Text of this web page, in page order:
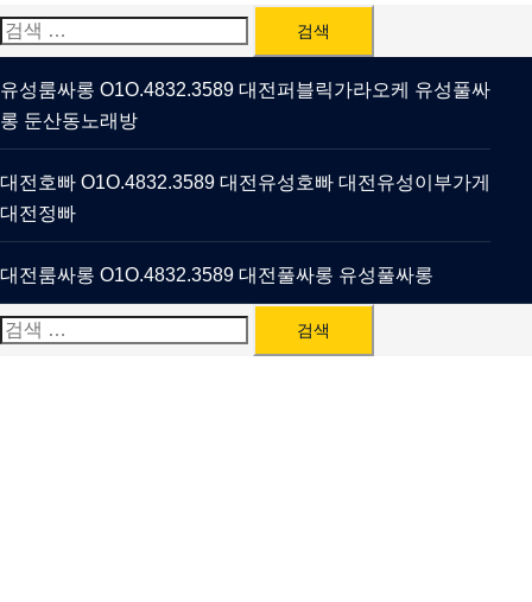
검
색:
유성룸싸롱 O1O.4832.3589 대전퍼블릭가라오케 유성풀싸
롱 둔산동노래방
대전호빠 O1O.4832.3589 대전유성호빠 대전유성이부가게
대전정빠
대전룸싸롱 O1O.4832.3589 대전풀싸롱 유성풀싸롱
검